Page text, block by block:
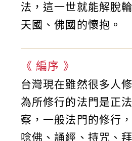
法，這一世就能解脫
天國、佛國的懷抱。
《 編序 》
台灣現在雖然很多人
為所修行的法門是正
察，一般法門的修行
唸佛、誦經、持咒、